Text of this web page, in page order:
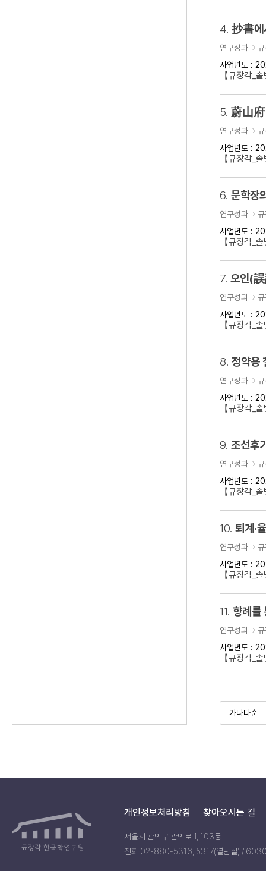
4. 抄書에
연구성과
사업년도 :
【규장각_
5. 蔚山府
연구성과
사업년도 :
【규장각_
6. 문학장
연구성과
사업년도 :
【규장각_
7. 오인(誤
연구성과
사업년도 :
【규장각_
8. 정약용
연구성과
사업년도 :
【규장각_
9. 조선후
연구성과
사업년도 :
【규장각_
10. 퇴계·
연구성과
사업년도 :
【규장각_
11. 향례를
연구성과
사업년도 :
【규장각_
개인정보처리방침 찾아오시는 길
서울시 관악구 관악로 1, 103동
전화 02-880-5316, 5317(열람실) /